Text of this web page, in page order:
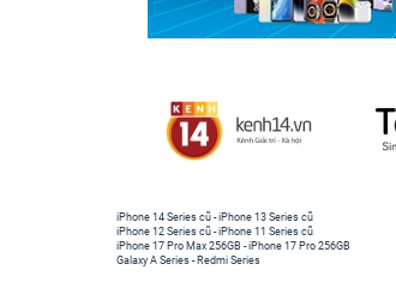
iPhone 14 Series cũ -iPhone 13 Series cũ
iPhone 12 Series cũ -iPhone 11 Series cũ
iPhone 17 Pro Max 256GB -iPhone 17 Pro 256GB
Galaxy A Series - Redmi Series